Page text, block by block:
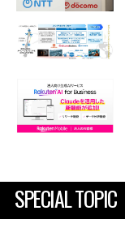
SPECIAL TOPIC